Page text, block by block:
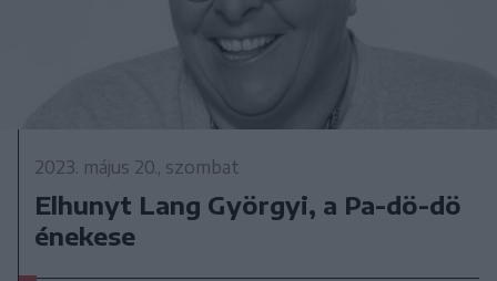
2023. május 20., szombat
Elhunyt Lang Györgyi, a Pa-dö-dö
énekese